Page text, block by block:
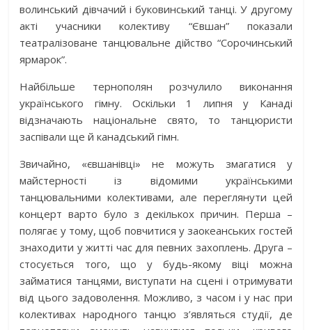
волинський дівчачий і буковинський танці. У другому
акті учасники колективу “Євшан” показали
театралізоване танцювальне дійство “Сорочинський
ярмарок”.
Найбільше тернополян розчулило виконання
українського гімну. Оскільки 1 липня у Канаді
відзначають національне свято, то танцюристи
заспівали ще й канадський гімн.
Звичайно, «євшанівці» не можуть змагатися у
майстерності із відомими українськими
танцювальними колективами, але переглянути цей
концерт варто було з декількох причин. Перша –
полягає у тому, щоб повчитися у заокеанських гостей
знаходити у житті час для певних захоплень. Друга –
стосується того, що у будь-якому віці можна
займатися танцями, виступати на сцені і отримувати
від цього задоволення. Можливо, з часом і у нас при
колективах народного танцю з’являться студії, де